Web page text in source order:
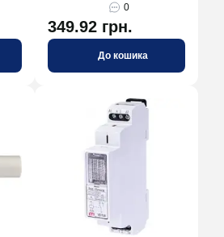
0
349.92 грн.
До кошика